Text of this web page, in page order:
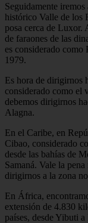
Seguidamente
histórico Valle de los
posa cerca de Luxor.
de faraones de las
es considerado como
1979.
Es hora de dirigirnos
considerado como el
debemos dirigirnos
Alagna.
En el Caribe, en
Cibao, considerado
desde las bahías de
Samaná. Vale la
dirigirnos a la zona
En África,
extensión de 4.830
países, desde Yibuti